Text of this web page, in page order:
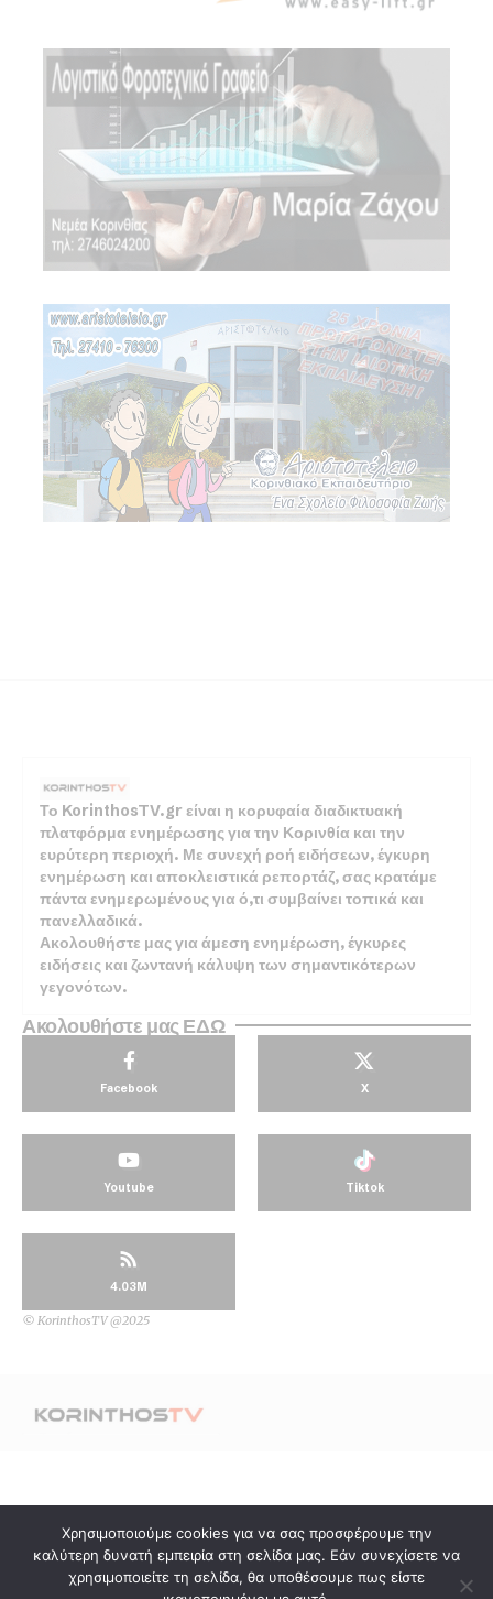
Το KorinthosTV.gr είναι η κορυφαία διαδικτυακή
πλατφόρμα ενημέρωσης για την Κορινθία και την
ευρύτερη περιοχή. Με συνεχή ροή ειδήσεων, έγκυρη
ενημέρωση και αποκλειστικά ρεπορτάζ, σας κρατάμε
πάντα ενημερωμένους για ό,τι συμβαίνει τοπικά και
πανελλαδικά.
Ακολουθήστε μας για άμεση ενημέρωση, έγκυρες
ειδήσεις και ζωντανή κάλυψη των σημαντικότερων
γεγονότων.
Ακολουθήστε μας ΕΔΩ
Facebook X
Youtube Tiktok
4.03M
© KorinthosTV @2025
Χρησιμοποιούμε cookies για να σας προσφέρουμε την
καλύτερη δυνατή εμπειρία στη σελίδα μας. Εάν συνεχίσετε να
χρησιμοποιείτε τη σελίδα, θα υποθέσουμε πως είστε